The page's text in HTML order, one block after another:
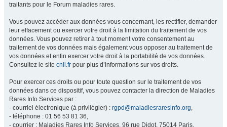
traitants pour le Forum maladies rares.
Vous pouvez accéder aux données vous concernant, les rectifier, demander
leur effacement ou exercer votre droit à la limitation du traitement de vos
données. Vous pouvez retirer à tout moment votre consentement au
traitement de vos données mais également vous opposer au traitement de
vos données et enfin exercer votre droit à la portabilité de vos données.
Consultez le site cnil.fr pour plus d’informations sur vos droits.
Pour exercer ces droits ou pour toute question sur le traitement de vos
données dans ce dispositif, vous pouvez contacter la direction de Maladies
Rares Info Services par :
- courriel électronique (à privilégier) : rgpd@maladiesraresinfo.org,
- téléphone : 01 56 53 81 36,
- courrier : Maladies Rares Info Services, 96 rue Didot, 75014 Paris.